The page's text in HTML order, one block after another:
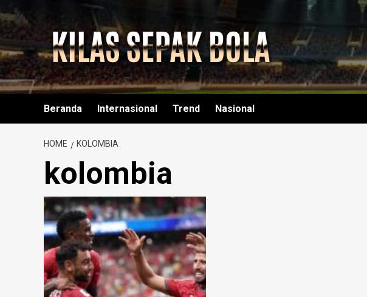
Skip
to
content
Beranda Internasional Trend Nasional
HOME KOLOMBIA
kolombia